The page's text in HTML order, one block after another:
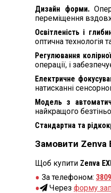
Дизайн форми.
переміщення вздовж
Освітленість і
оптична технологія
Регулювання
операції, і
Електричне
натисканні
Модель з
найкращого
Стандартна та
Замовити Zenva
Щоб купити Zenva
За телефоном:
Через форму